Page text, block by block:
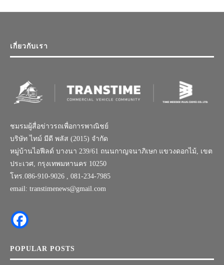
เกี่ยวกับเรา
ชมรมผู้สื่อข่าวรถเพื่อการพาณิชย์
บริษัท ไทม์ มีดี พลัส (2015) จำกัด
หมู่บ้านไอฟีลด์ บางนา 239/61 ถนนกาญจนาภิเษก แขวงดอกไม้, เขต
ประเวศ, กรุงเทพมหานคร 10250
โทร.086-910-9026 , 081-234-7985
email: transtimenews@gmail.com
POPULAR POSTS